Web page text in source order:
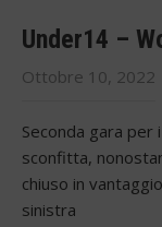
Under14 –
Ottobre 10, 2022
Seconda gara per
sconfitta,
chiuso in
sinistra